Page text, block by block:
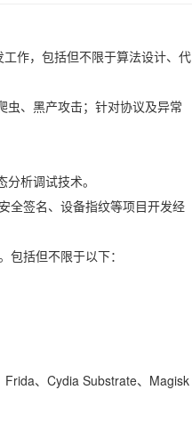
作，包括但不限于算法设计、代
虫、黑产攻击；针对协议及异常
析调试技术。
全签名、设备指纹等项目开发经
括但不限于以下：
、Cydia Substrate、Magisk